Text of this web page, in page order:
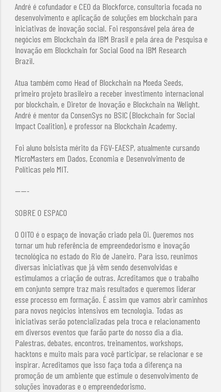
André é cofundador e CEO da Blockforce, consultoria focada no
desenvolvimento e aplicação de soluções em blockchain para
iniciativas de inovação social. Foi responsável pela área de
negócios em Blockchain da IBM Brasil e pela área de Pesquisa e
Inovação em Blockchain for Social Good na IBM Research
Brazil.
Atua também como Head of Blockchain na Moeda Seeds,
primeiro projeto brasileiro a receber investimento internacional
por blockchain, e Diretor de Inovação e Blockchain na Welight.
André é mentor da ConsenSys no BSIC (Blockchain for Social
Impact Coalition), e professor na Blockchain Academy.
Foi aluno bolsista mérito da FGV-EAESP, atualmente cursando
MicroMasters em Dados, Economia e Desenvolvimento de
Políticas pelo MIT.
-----
SOBRE O ESPACO
O OITO é o espaço de inovação criado pela Oi. Queremos nos
tornar um hub referência de empreendedorismo e inovação
tecnológica no estado do Rio de Janeiro. Para isso, reunimos
diversas iniciativas que já vêm sendo desenvolvidas e
estimulamos a criação de outras. Acreditamos que o trabalho
em conjunto sempre traz mais resultados e queremos liderar
esse processo em formação. É assim que vamos abrir caminhos
para novos negócios intensivos em tecnologia. Todas as
iniciativas serão potencializadas pela troca e relacionamento
em diversos eventos que farão parte do nosso dia a dia.
Palestras, debates, encontros, treinamentos, workshops,
hacktons e muito mais para você participar, se relacionar e se
inspirar. Acreditamos que isso faça toda a diferença na
promoção de um ambiente que estimule o desenvolvimento de
soluções inovadoras e o empreendedorismo.